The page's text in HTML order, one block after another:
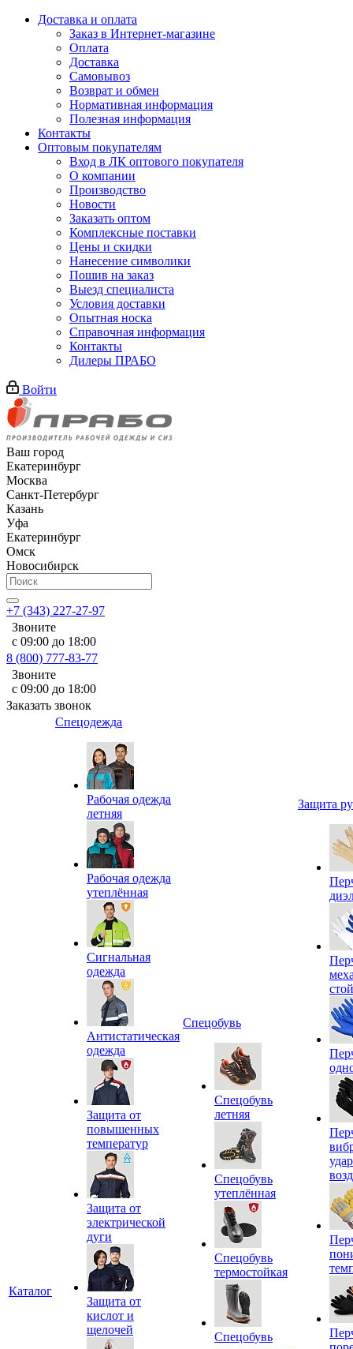
Доставка и оплата
Заказ в Интернет-магазине
Оплата
Доставка
Самовывоз
Возврат и обмен
Нормативная информация
Полезная информация
Контакты
Оптовым покупателям
Вход в ЛК оптового покупателя
О компании
Производство
Новости
Заказать оптом
Комплексные поставки
Цены и скидки
Нанесение символики
Пошив на заказ
Выезд специалиста
Условия доставки
Опытная носка
Справочная информация
Контакты
Дилеры ПРАБО
Войти
Ваш город
Екатеринбург
Москва
Санкт-Петербург
Казань
Уфа
Екатеринбург
Омск
Новосибирск
+7 (343) 227-27-97
Звоните
с 09:00 до 18:00
8 (800) 777-83-77
Звоните
с 09:00 до 18:00
Заказать звонок
Каталог
Спецодежда
Рабочая одежда
летняя
Рабочая одежда
утеплённая
Сигнальная
одежда
Антистатическая
одежда
Защита от
повышенных
температур
Защита от
электрической
дуги
Защита от
кислот и
щелочей
Спецобувь
Спецобувь
летняя
Спецобувь
утеплённая
Спецобувь
термостойкая
Спецобувь
Защита